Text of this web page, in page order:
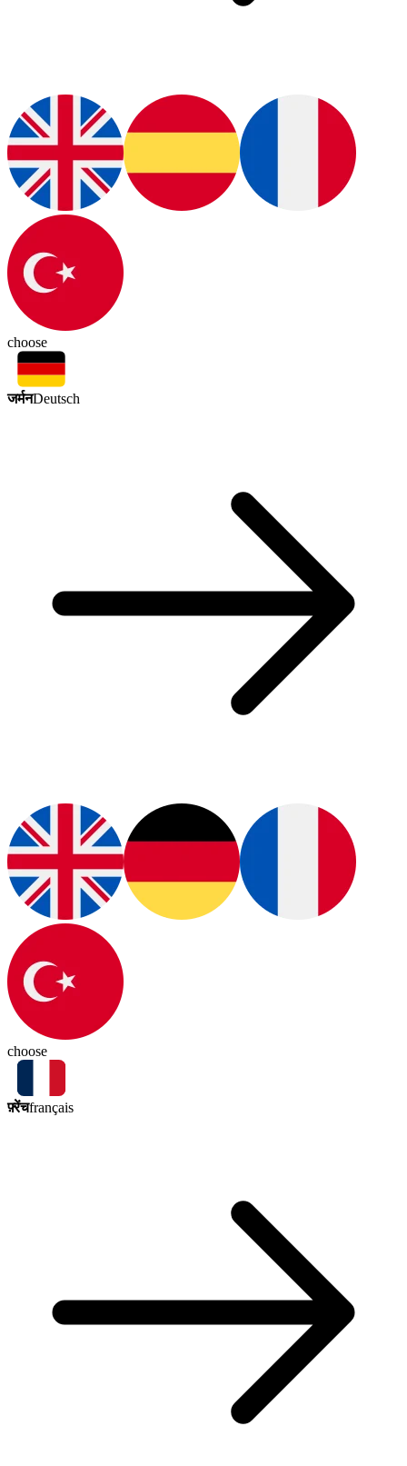
choose
जर्मनDeutsch
choose
फ़्रेंचfrançais